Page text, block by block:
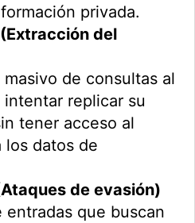
privada.
del
de consultas al
replicar su
tener acceso al
datos de
de evasión)
que buscan